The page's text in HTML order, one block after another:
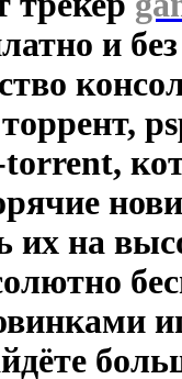
и
torrent,
на